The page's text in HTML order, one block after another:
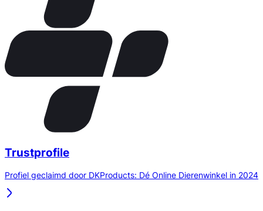
Trustprofile
Profiel geclaimd door DKProducts: Dé Online Dierenwinkel in 2024